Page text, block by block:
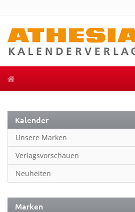
Kalender
Unsere Marken
Verlagsvorschauen
Neuheiten
Marken